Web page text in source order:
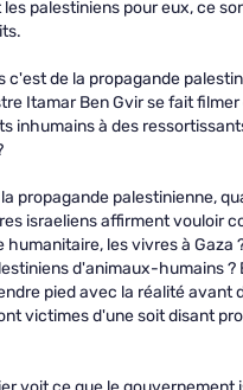
palestiniens pour eux, ce
c'est de la propagande
Itamar Ben Gvir se fait
inhumains à des
propagande palestinienne,
israeliens affirment vouloir
humanitaire, les vivres à Gaza
d'animaux-humains ?
pied avec la réalité avant
victimes d'une soit disant